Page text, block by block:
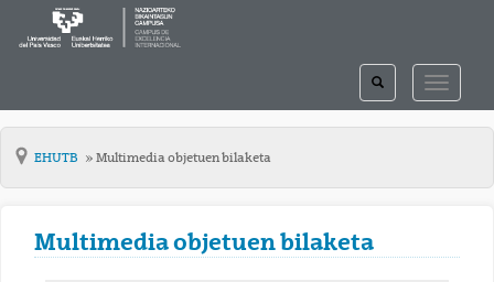
TOGGLE
TOGGLE
SEARCH
EHUTB Multimedia objetuen bilaketa
Multimedia objetuen bilaketa